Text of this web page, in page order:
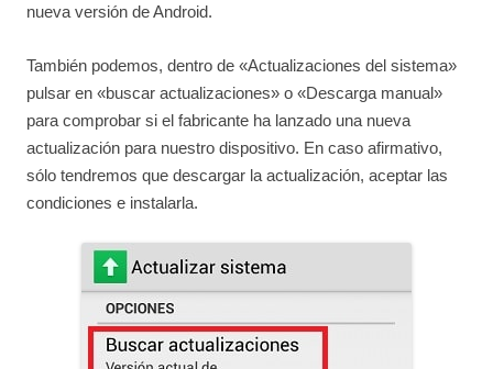
nueva versión de Android.
También podemos, dentro de «Actualizaciones del sistema»
pulsar en «buscar actualizaciones» o «Descarga manual»
para comprobar si el fabricante ha lanzado una nueva
actualización para nuestro dispositivo. En caso afirmativo,
sólo tendremos que descargar la actualización, aceptar las
condiciones e instalarla.